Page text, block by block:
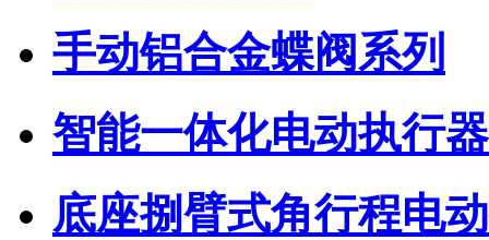
手动铝合金蝶阀系列
智能一体化电动执行器
底座捌臂式角行程电